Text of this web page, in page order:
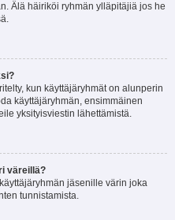
Älä häiriköi ryhmän ylläpitäjiä jos he
kun käyttäjäryhmät on alunperin
käyttäjäryhmän, ensimmäinen
yksityisviestin lähettämistä.
väreillä?
jäsenille värin joka
tunnistamista.